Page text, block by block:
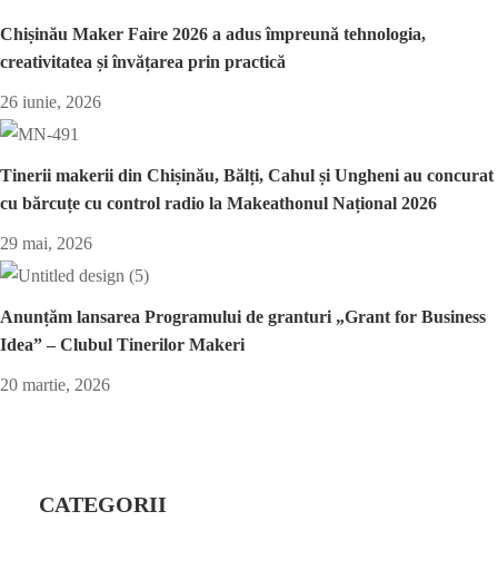
Chișinău Maker Faire 2026 a adus împreună tehnologia,
creativitatea și învățarea prin practică
26 iunie, 2026
Tinerii makerii din Chișinău, Bălți, Cahul și Ungheni au concurat
cu bărcuțe cu control radio la Makeathonul Național 2026
29 mai, 2026
Anunțăm lansarea Programului de granturi „Grant for Business
Idea” – Clubul Tinerilor Makeri
20 martie, 2026
CATEGORII